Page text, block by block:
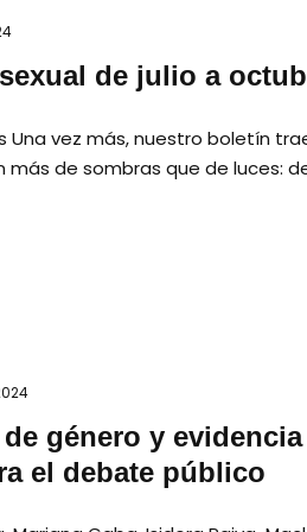
de julio a
Una vez más, nuestro boletín
más de sombras que de luces:
género y
el debate público